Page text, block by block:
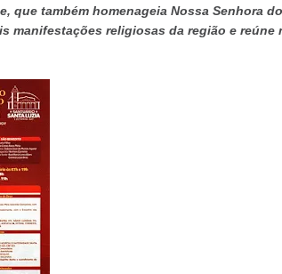
que também homenageia Nossa Senhora
manifestações religiosas da região e reúne